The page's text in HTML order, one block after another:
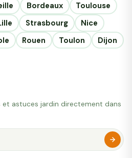
Bordeaux
Toulouse
Strasbourg
Nice
Rouen Toulon
Dijon
et astuces jardin directement dans